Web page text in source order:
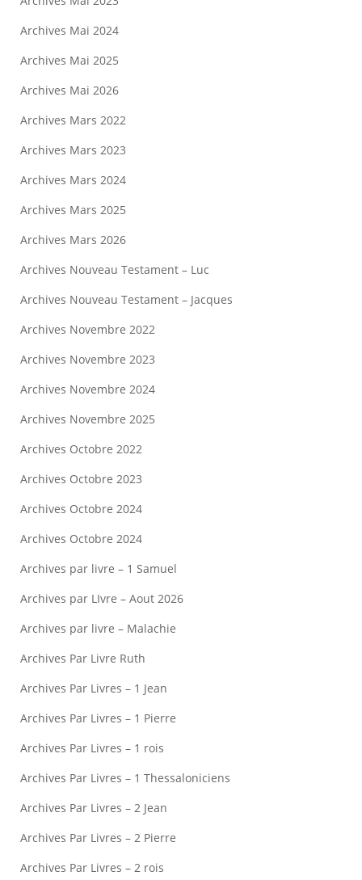
Archives Mai 2024
Archives Mai 2025
Archives Mai 2026
Archives Mars 2022
Archives Mars 2023
Archives Mars 2024
Archives Mars 2025
Archives Mars 2026
Archives Nouveau Testament – Luc
Archives Nouveau Testament – Jacques
Archives Novembre 2022
Archives Novembre 2023
Archives Novembre 2024
Archives Novembre 2025
Archives Octobre 2022
Archives Octobre 2023
Archives Octobre 2024
Archives Octobre 2024
Archives par livre – 1 Samuel
Archives par LIvre – Aout 2026
Archives par livre – Malachie
Archives Par Livre Ruth
Archives Par Livres – 1 Jean
Archives Par Livres – 1 Pierre
Archives Par Livres – 1 rois
Archives Par Livres – 1 Thessaloniciens
Archives Par Livres – 2 Jean
Archives Par Livres – 2 Pierre
Archives Par Livres – 2 rois